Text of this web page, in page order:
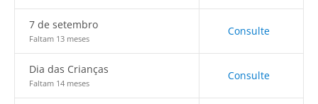
7 de setembro
Faltam 13 meses
Consulte
Dia das Crianças
Faltam 14 meses
Consulte